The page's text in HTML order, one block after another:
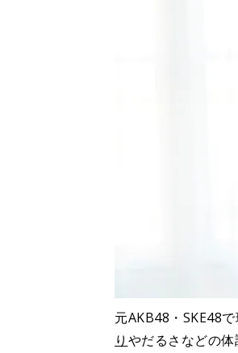
元AKB48・SKE48
り やだるさなどの